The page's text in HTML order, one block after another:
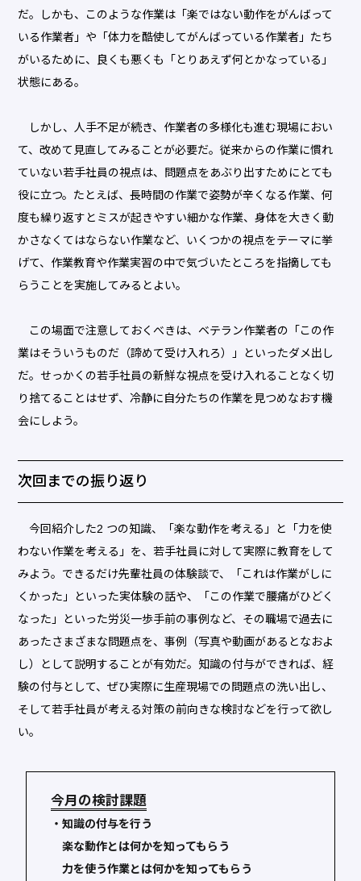
だ。しかも、このような作業は「楽ではない動作をがんばって
いる作業者」や「体力を酷使してがんばっている作業者」たち
がいるために、良くも悪くも「とりあえず何とかなっている」
状態にある。
しかし、人手不足が続き、作業者の多様化も進む現場におい
て、改めて見直してみることが必要だ。従来からの作業に慣れ
ていない若手社員の視点は、問題点をあぶり出すためにとても
役に立つ。たとえば、長時間の作業で姿勢が辛くなる作業、何
度も繰り返すとミスが起きやすい細かな作業、身体を大きく動
かさなくてはならない作業など、いくつかの視点をテーマに挙
げて、作業教育や作業実習の中で気づいたところを指摘しても
らうことを実施してみるとよい。
この場面で注意しておくべきは、ベテラン作業者の「この作
業はそういうものだ（諦めて受け入れろ）」といったダメ出し
だ。せっかくの若手社員の新鮮な視点を受け入れることなく切
り捨てることはせず、冷静に自分たちの作業を見つめなおす機
会にしよう。
次回までの振り返り
今回紹介した2 つの知識、「楽な動作を考える」と「力を使
わない作業を考える」を、若手社員に対して実際に教育をして
みよう。できるだけ先輩社員の体験談で、「これは作業がしに
くかった」といった実体験の話や、「この作業で腰痛がひどく
なった」といった労災一歩手前の事例など、その職場で過去に
あったさまざまな問題点を、事例（写真や動画があるとなおよ
し）として説明することが有効だ。知識の付与ができれば、経
験の付与として、ぜひ実際に生産現場での問題点の洗い出し、
そして若手社員が考える対策の前向きな検討などを行って欲し
い。
今月の検討課題
・知識の付与を行う
楽な動作とは何かを知ってもらう
力を使う作業とは何かを知ってもらう